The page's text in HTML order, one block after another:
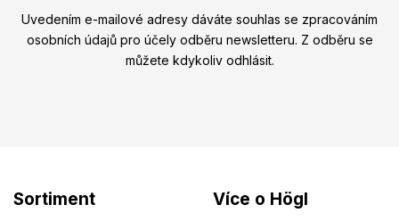
Uvedením e-mailové adresy dáváte souhlas se zpracováním
osobních údajů pro účely odběru newsletteru. Z odběru se
můžete kdykoliv odhlásit.
Sortiment Více o Högl